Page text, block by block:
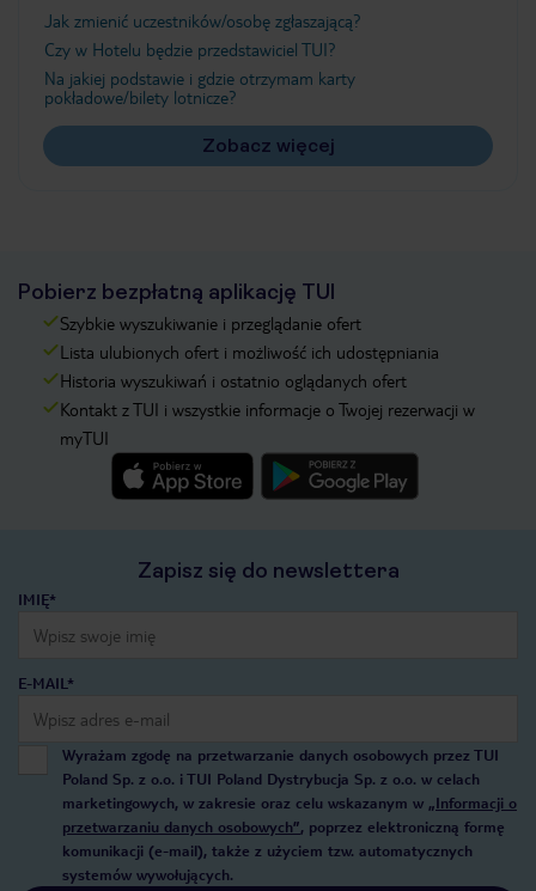
Jak zmienić uczestników/osobę zgłaszającą?
Czy w Hotelu będzie przedstawiciel TUI?
Na jakiej podstawie i gdzie otrzymam karty
pokładowe/bilety lotnicze?
Zobacz więcej
Pobierz bezpłatną aplikację TUI
Szybkie wyszukiwanie i przeglądanie ofert
Lista ulubionych ofert i możliwość ich udostępniania
Historia wyszukiwań i ostatnio oglądanych ofert
Kontakt z TUI i wszystkie informacje o Twojej rezerwacji w
myTUI
Zapisz się do newslettera
IMIĘ*
E-MAIL*
Wyrażam zgodę na przetwarzanie danych osobowych przez TUI
Poland Sp. z o.o. i TUI Poland Dystrybucja Sp. z o.o. w celach
marketingowych, w zakresie oraz celu wskazanym w „Informacji o
przetwarzaniu danych osobowych”, poprzez elektroniczną formę
komunikacji (e-mail), także z użyciem tzw. automatycznych
systemów wywołujących.